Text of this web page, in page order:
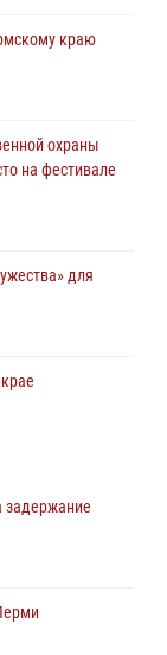
краю
охраны
на фестивале
для
задержание